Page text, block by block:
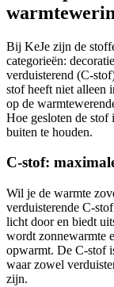
Bij KeJe zijn de
categorieën:
verduisterend (C-
stof heeft niet alleen
op de
Hoe gesloten de stof
buiten te houden.
C-stof:
Wil je de warmte
verduisterende C-
licht door en biedt
wordt zonnewarmte
opwarmt. De C-stof
waar zowel
zijn.